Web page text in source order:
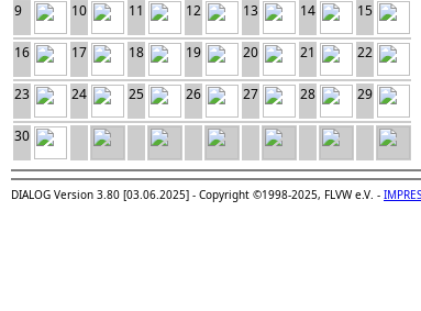
9 10 11 12 13 14 15
16 17 18 19 20 21 22
23 24 25 26 27 28 29
30
DIALOG Version 3.80 [03.06.2025] - Copyright ©1998-2025, FLVW e.V. -